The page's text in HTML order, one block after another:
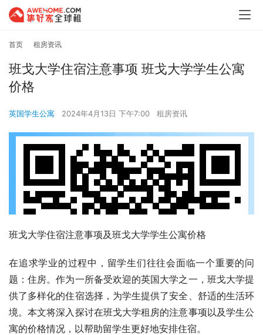
首页 租房资讯
班戈大学住宿注意事项 班戈大学学生公寓
价格
英国学生公寓 2024年4月13日 下午7:00 租房资讯
班戈大学住宿注意事项及班戈大学学生公寓价格
在追求学业的过程中，留学生们往往会面临一个重要的问
题：住房。作为一所备受欢迎的英国大学之一，班戈大学提
供了多样化的住宿选择，为学生提供了安全、舒适的生活环
境。本文将深入探讨在班戈大学租房的注意事项以及学生公
寓的价格情况，以帮助留学生更好地安排住宿。